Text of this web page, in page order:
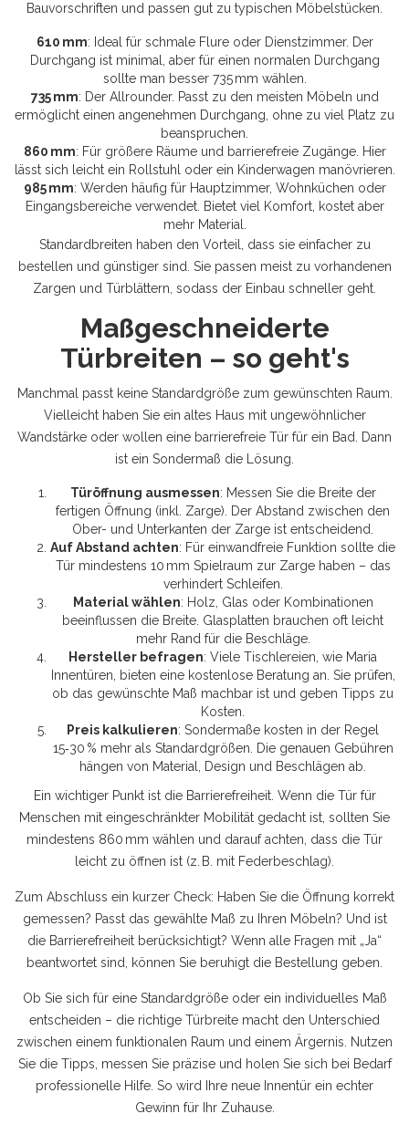
Bauvorschriften und passen gut zu typischen Möbelstücken.
610 mm: Ideal für schmale Flure oder Dienstzimmer. Der
Durchgang ist minimal, aber für einen normalen Durchgang
sollte man besser 735 mm wählen.
735 mm: Der Allrounder. Passt zu den meisten Möbeln und
ermöglicht einen angenehmen Durchgang, ohne zu viel Platz zu
beanspruchen.
860 mm: Für größere Räume und barrierefreie Zugänge. Hier
lässt sich leicht ein Rollstuhl oder ein Kinderwagen manövrieren.
985 mm: Werden häufig für Hauptzimmer, Wohnküchen oder
Eingangsbereiche verwendet. Bietet viel Komfort, kostet aber
mehr Material.
Standardbreiten haben den Vorteil, dass sie einfacher zu
bestellen und günstiger sind. Sie passen meist zu vorhandenen
Zargen und Türblättern, sodass der Einbau schneller geht.
Maßgeschneiderte
Türbreiten – so geht's
Manchmal passt keine Standardgröße zum gewünschten Raum.
Vielleicht haben Sie ein altes Haus mit ungewöhnlicher
Wandstärke oder wollen eine barrierefreie Tür für ein Bad. Dann
ist ein Sondermaß die Lösung.
Türöffnung ausmessen: Messen Sie die Breite der
fertigen Öffnung (inkl. Zarge). Der Abstand zwischen den
Ober- und Unterkanten der Zarge ist entscheidend.
Auf Abstand achten: Für einwandfreie Funktion sollte die
Tür mindestens 10 mm Spielraum zur Zarge haben – das
verhindert Schleifen.
Material wählen: Holz, Glas oder Kombinationen
beeinflussen die Breite. Glasplatten brauchen oft leicht
mehr Rand für die Beschläge.
Hersteller befragen: Viele Tischlereien, wie Maria
Innentüren, bieten eine kostenlose Beratung an. Sie prüfen,
ob das gewünschte Maß machbar ist und geben Tipps zu
Kosten.
Preis kalkulieren: Sondermaße kosten in der Regel
15‑30 % mehr als Standardgrößen. Die genauen Gebühren
hängen von Material, Design und Beschlägen ab.
Ein wichtiger Punkt ist die Barrierefreiheit. Wenn die Tür für
Menschen mit eingeschränkter Mobilität gedacht ist, sollten Sie
mindestens 860 mm wählen und darauf achten, dass die Tür
leicht zu öffnen ist (z. B. mit Federbeschlag).
Zum Abschluss ein kurzer Check: Haben Sie die Öffnung korrekt
gemessen? Passt das gewählte Maß zu Ihren Möbeln? Und ist
die Barrierefreiheit berücksichtigt? Wenn alle Fragen mit „Ja“
beantwortet sind, können Sie beruhigt die Bestellung geben.
Ob Sie sich für eine Standardgröße oder ein individuelles Maß
entscheiden – die richtige Türbreite macht den Unterschied
zwischen einem funktionalen Raum und einem Ärgernis. Nutzen
Sie die Tipps, messen Sie präzise und holen Sie sich bei Bedarf
professionelle Hilfe. So wird Ihre neue Innentür ein echter
Gewinn für Ihr Zuhause.